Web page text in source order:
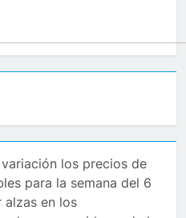
los precios de
para la semana del 6
alzas en los